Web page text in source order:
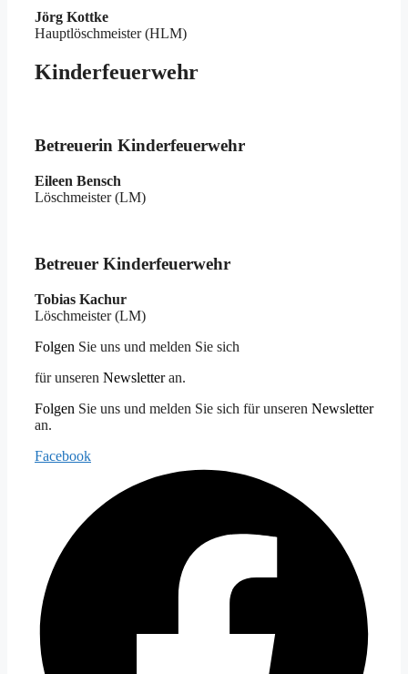
Jörg Kottke
Hauptlöschmeister (HLM)
Kinderfeuerwehr
Betreuerin Kinderfeuerwehr
Eileen Bensch
Löschmeister (LM)
Betreuer Kinderfeuerwehr
Tobias Kachur
Löschmeister (LM)
Folgen Sie uns und melden Sie sich
für unseren Newsletteran.
Folgen Sie uns und melden Sie sich für unseren Newsletter
an.
Facebook